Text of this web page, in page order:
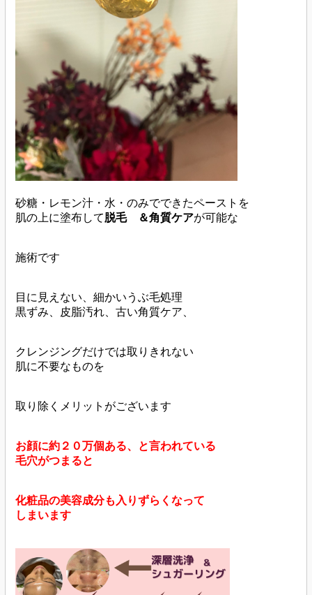
砂糖・レモン汁・水・のみでできたペーストを
肌の上に塗布して脱毛 ＆角質ケアが可能な
施術です
目に見えない、細かいうぶ毛処理
黒ずみ、皮脂汚れ、古い角質ケア、
クレンジングだけでは取りきれない
肌に不要なものを
取り除くメリットがございます
お顔に約２０万個ある、と言われている
毛穴がつまると
化粧品の美容成分も入りずらくなって
しまいます